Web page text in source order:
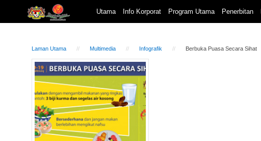
Utama Info Korporat Program Utama Penerbitan
Laman Utama Multimedia Infografik Berbuka Puasa Secara Sihat